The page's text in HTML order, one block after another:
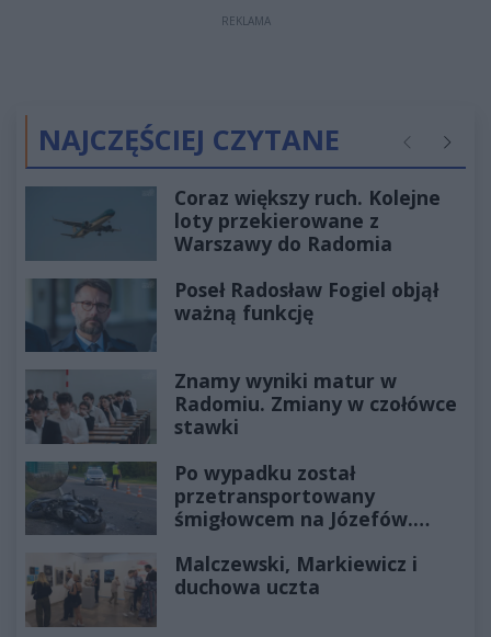
REKLAMA
NAJCZĘŚCIEJ CZYTANE Poprzednie
Coraz większy ruch. Kolejne
loty przekierowane z
Warszawy do Radomia
Poseł Radosław Fogiel objął
ważną funkcję
Znamy wyniki matur w
Radomiu. Zmiany w czołówce
stawki
Po wypadku został
przetransportowany
śmigłowcem na Józefów.
Malczewski, Markiewicz i
duchowa uczta